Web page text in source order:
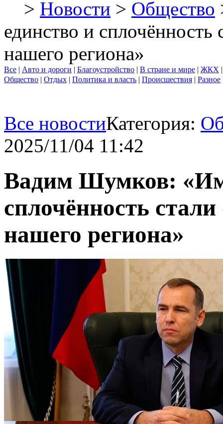
> Новости > Общество
единство и
нашего региона»
Все | Авто и дороги | Благоустройство | В стране и мире | ЖКХ
Общество | Отдых | Политика и власть | Происшествия | Разное
Все новостиКатегория:
2025/11/04 11:42
Вадим Шумков:
сплочённость
нашего региона»